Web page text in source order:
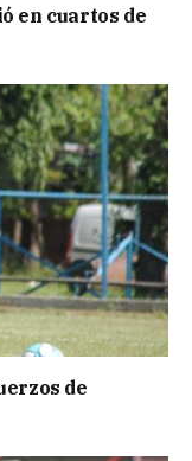
en cuartos de
de